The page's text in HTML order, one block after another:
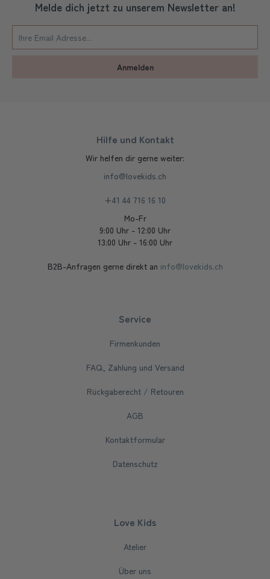
Melde dich jetzt zu unserem Newsletter an!
Anmelden
Hilfe und Kontakt
Wir helfen dir gerne weiter:
info@lovekids.ch
+41 44 716 16 10
Mo-Fr
9:00 Uhr - 12:00 Uhr
13:00 Uhr - 16:00 Uhr
B2B-Anfragen gerne direkt an info@lovekids.ch
Service
Firmenkunden
FAQ, Zahlung und Versand
Rückgaberecht / Retouren
AGB
Kontaktformular
Datenschutz
Love Kids
Atelier
Über uns